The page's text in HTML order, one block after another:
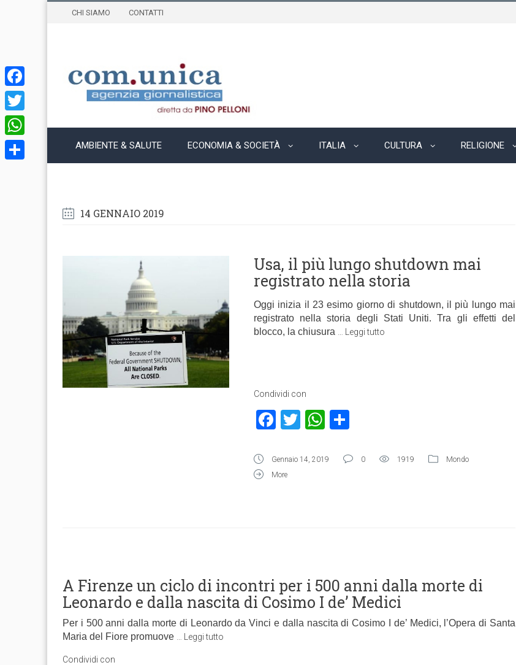
CHI SIAMO CONTATTI
AMBIENTE & SALUTE ECONOMIA & SOCIETÀ ITALIA CULTURA RELIGIONE
14 GENNAIO 2019
Usa, il più lungo shutdown mai
registrato nella storia
Oggi inizia il 23 esimo giorno di shutdown, il più lungo mai
registrato nella storia degli Stati Uniti. Tra gli effetti del
blocco, la chiusura
Leggi tutto
Condividi con
Facebook
TwitterWhatsApp
Gennaio 14, 2019 0 1919
Mondo
More
A Firenze un ciclo di incontri per i 500 anni dalla morte di
Leonardo e dalla nascita di Cosimo I de’ Medici
Per i 500 anni dalla morte di Leonardo da Vinci e dalla nascita di Cosimo I de’ Medici, l’Opera di Santa
Maria del Fiore promuove
Leggi tutto
Condividi con
Facebook
Twitter
WhatsApp